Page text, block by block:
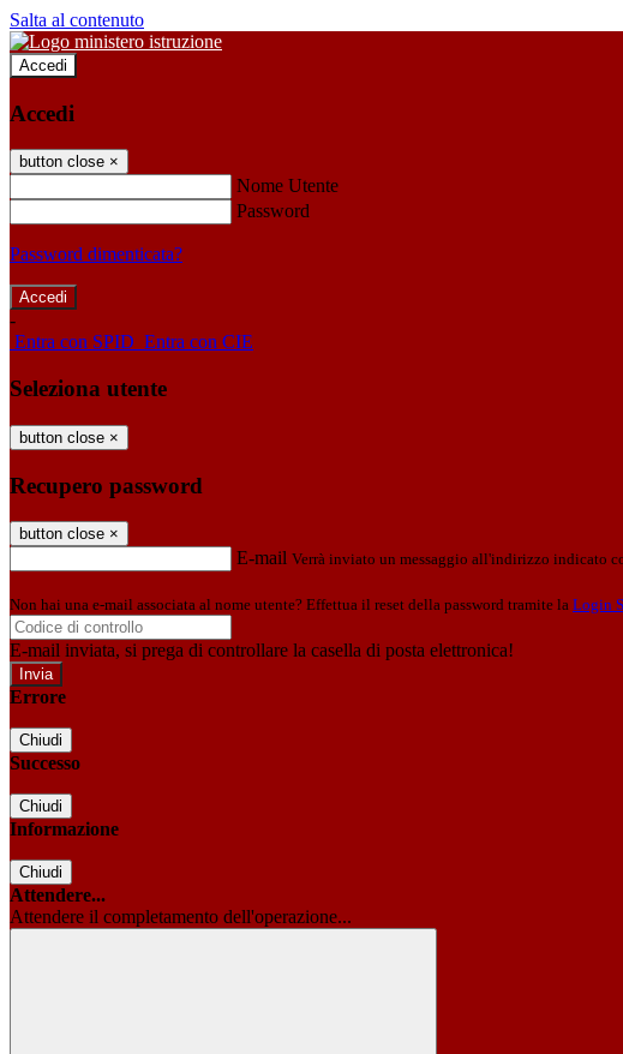
Salta al contenuto
Accedi
Accedi
button close ×
Nome Utente
Password
Password dimenticata?
-
Entra con SPID Entra con CIE
Seleziona utente
button close ×
Recupero password
button close ×
E-mail Verrà inviato un messaggio all'indirizzo indicato
Non hai una e-mail associata al nome utente? Effettua il reset della password tramite la Login
E-mail inviata, si prega di controllare la casella di posta elettronica!
Errore
Chiudi
Successo
Chiudi
Informazione
Chiudi
Attendere...
Attendere il completamento dell'operazione...